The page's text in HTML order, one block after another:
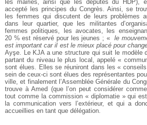
les mairies, ainsi que les députés du HDP),
accepté les principes du Congrès. Ainsi, se
les femmes qui discutent de leurs problèmes
dans leur quartier, que les militantes
femmes politiques, les avocates, les
20 % est réservé pour les jeunes ; « le
est important car il est le mieux placé pour
Ayşe. Le KJA a une structure qui suit le modèle
partant du niveau le plus local, appelé «
sont élues. Elles se réuniront dans les «
sein de ceux-ci sont élues des représentantes
ville, et finalement l’Assemblée Générale du
trouve à Amed (que l’on peut considérer
tout comme la commission « diplomatie » qui
la communication vers l’extérieur, et qui a
accueillies en tant que délégation.